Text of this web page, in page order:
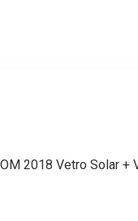
2018 Vetro Solar +